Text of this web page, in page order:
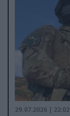
29.07.2026 | 22:02